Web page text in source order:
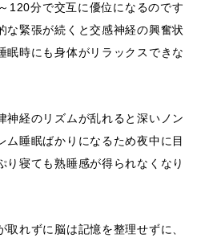
120分で交互に優位になるのです
な緊張が続くと交感神経の興奮状
眠時にも身体がリラックスできな
神経のリズムが乱れると深いノン
ム睡眠ばかりになるため夜中に目
り寝ても熟睡感が得られなくなり
れずに脳は記憶を整理せずに、